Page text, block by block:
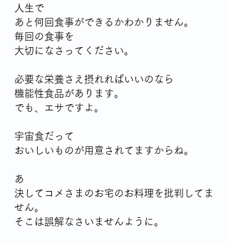
人生で
あと何回食事ができるかわかりません。
毎回の食事を
大切になさってください。
必要な栄養さえ摂れればいいのなら
機能性食品があります。
でも、エサですよ。
宇宙食だって
おいしいものが用意されてますからね。
あ
決してコメさまのお宅のお料理を批判してま
せん。
そこは誤解なさいませんように。